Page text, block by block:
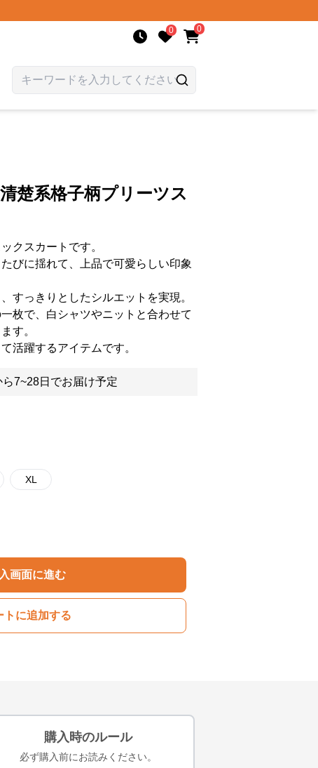
0 0
楚系格子柄プリーツス
クスカートです。
びに揺れて、上品で可愛らしい印象
すっきりとしたシルエットを実現。
枚で、白シャツやニットと合わせて
す。
活躍するアイテムです。
ら7~28日でお届け予定
XL
画面に進む
トに追加する
購入時のルール
必ず購入前にお読みください。